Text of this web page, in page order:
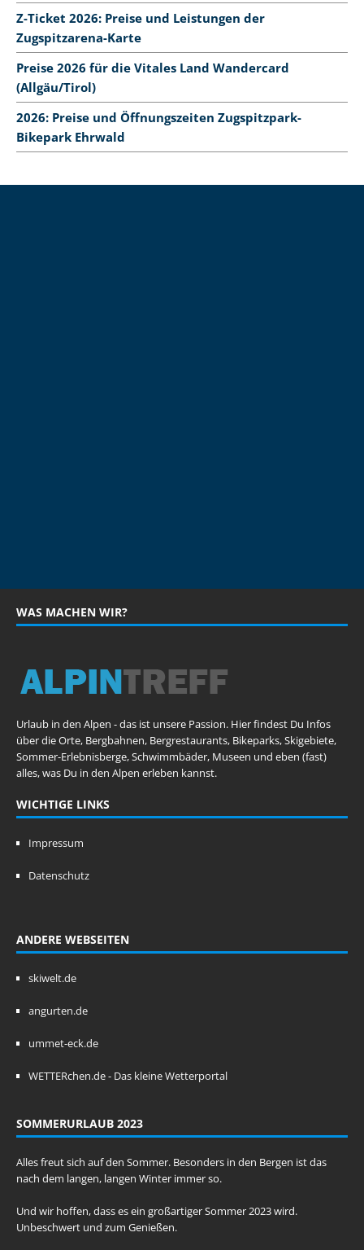
Z-Ticket 2026: Preise und Leistungen der
Zugspitzarena-Karte
Preise 2026 für die Vitales Land Wandercard
(Allgäu/Tirol)
2026: Preise und Öffnungszeiten Zugspitzpark-
Bikepark Ehrwald
WAS MACHEN WIR?
Urlaub in den Alpen - das ist unsere Passion. Hier findest Du Infos
über die Orte, Bergbahnen, Bergrestaurants, Bikeparks, Skigebiete,
Sommer-Erlebnisberge, Schwimmbäder, Museen und eben (fast)
alles, was Du in den Alpen erleben kannst.
WICHTIGE LINKS
Impressum
Datenschutz
ANDERE WEBSEITEN
skiwelt.de
angurten.de
ummet-eck.de
WETTERchen.de - Das kleine Wetterportal
SOMMERURLAUB 2023
Alles freut sich auf den Sommer. Besonders in den Bergen ist das
nach dem langen, langen Winter immer so.
Und wir hoffen, dass es ein großartiger Sommer 2023 wird.
Unbeschwert und zum Genießen.